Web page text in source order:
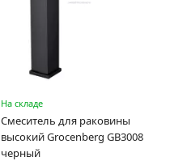
На складе
Смеситель для раковины
высокий Grocenberg GB3008
черный